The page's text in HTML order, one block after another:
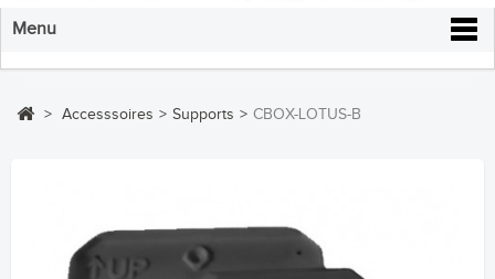
Menu
> Accesssoires > Supports > CBOX-LOTUS-B